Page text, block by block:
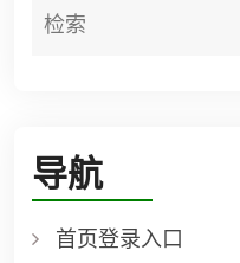
导航
首页登录入口